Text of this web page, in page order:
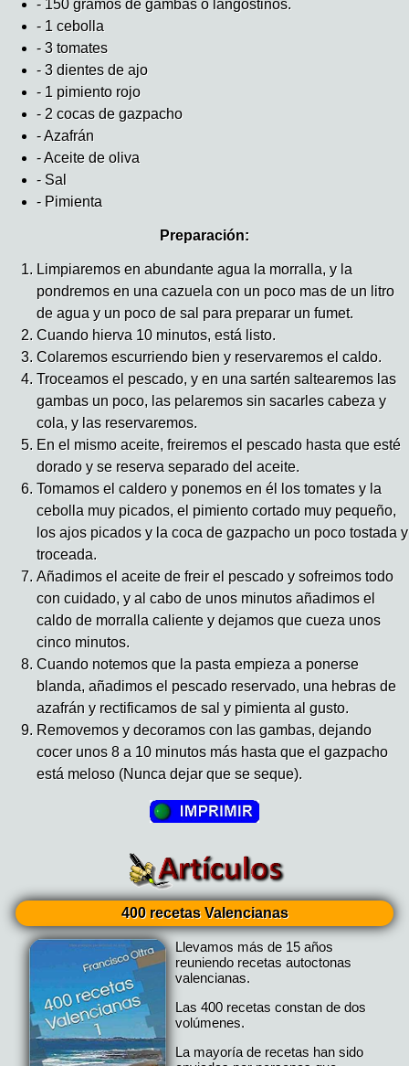
- 150 gramos de gambas o langostinos.
- 1 cebolla
- 3 tomates
- 3 dientes de ajo
- 1 pimiento rojo
- 2 cocas de gazpacho
- Azafrán
- Aceite de oliva
- Sal
- Pimienta
Preparación:
Limpiaremos en abundante agua la morralla, y la
pondremos en una cazuela con un poco mas de un litro
de agua y un poco de sal para preparar un fumet.
Cuando hierva 10 minutos, está listo.
Colaremos escurriendo bien y reservaremos el caldo.
Troceamos el pescado, y en una sartén saltearemos las
gambas un poco, las pelaremos sin sacarles cabeza y
cola, y las reservaremos.
En el mismo aceite, freiremos el pescado hasta que esté
dorado y se reserva separado del aceite.
Tomamos el caldero y ponemos en él los tomates y la
cebolla muy picados, el pimiento cortado muy pequeño,
los ajos picados y la coca de gazpacho un poco tostada y
troceada.
Añadimos el aceite de freir el pescado y sofreimos todo
con cuidado, y al cabo de unos minutos añadimos el
caldo de morralla caliente y dejamos que cueza unos
cinco minutos.
Cuando notemos que la pasta empieza a ponerse
blanda, añadimos el pescado reservado, una hebras de
azafrán y rectificamos de sal y pimienta al gusto.
Removemos y decoramos con las gambas, dejando
cocer unos 8 a 10 minutos más hasta que el gazpacho
está meloso (Nunca dejar que se seque).
400 recetas Valencianas
Llevamos más de 15 años
reuniendo recetas autoctonas
valencianas.
Las 400 recetas constan de dos
volúmenes.
La mayoría de recetas han sido